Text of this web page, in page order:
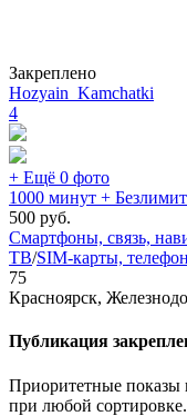
Закреплено
Hozyain_Kamchatki
4
+ Ещё 0 фото
1000 минут +
500 руб.
Смартфоны, связь,
ТВ/SIM-карты,
75
Красноярск,
Публикация
Приоритетные показы
при любой сортировке.